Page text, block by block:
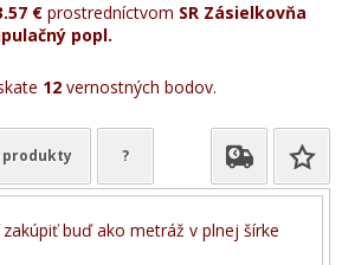
€ prostredníctvom SR Zásielkovňa
popl.
12 vernostných bodov.
produkty ?
buď ako metráž v plnej šírke